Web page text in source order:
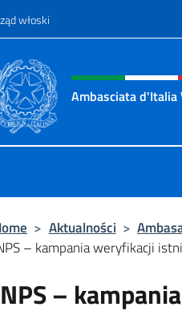
włoski
social and
Ambasciata d'Italia
> Aktualności >
– kampania weryfikacji
–